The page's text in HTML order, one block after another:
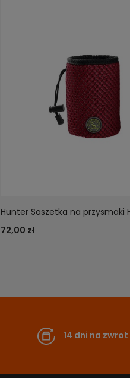
Hunter Saszetka na przysmaki
72,00 zł
14 dni na zwrot